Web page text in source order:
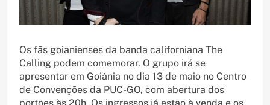
Os fãs goianienses da banda californiana The
Calling podem comemorar. O grupo irá se
apresentar em Goiânia no dia 13 de maio no Centro
de Convenções da PUC-GO, com abertura dos